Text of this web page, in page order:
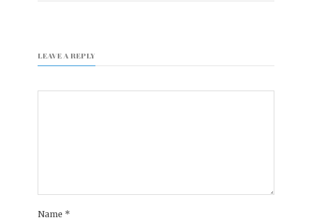
LEAVE A REPLY
Name *